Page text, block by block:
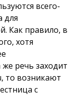
всего-
для
Как правило, в
хотя
речь заходит
то возникают
с